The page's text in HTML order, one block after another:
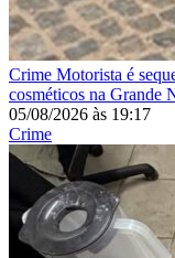
Crime Motorista é
cosméticos na Grande
05/08/2026 às 19:17
Crime